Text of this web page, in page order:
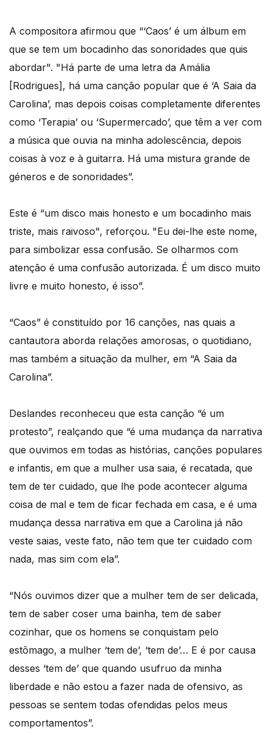
A compositora afirmou que “‘Caos’ é um álbum em
que se tem um bocadinho das sonoridades que quis
abordar". "Há parte de uma letra da Amália
[Rodrigues], há uma canção popular que é ‘A Saia da
Carolina’, mas depois coisas completamente diferentes
como ‘Terapia’ ou ‘Supermercado’, que têm a ver com
a música que ouvia na minha adolescência, depois
coisas à voz e à guitarra. Há uma mistura grande de
géneros e de sonoridades”.
Este é “um disco mais honesto e um bocadinho mais
triste, mais raivoso", reforçou. "Eu dei-lhe este nome,
para simbolizar essa confusão. Se olharmos com
atenção é uma confusão autorizada. É um disco muito
livre e muito honesto, é isso”.
“Caos” é constituído por 16 canções, nas quais a
cantautora aborda relações amorosas, o quotidiano,
mas também a situação da mulher, em “A Saia da
Carolina”.
Deslandes reconheceu que esta canção “é um
protesto”, realçando que “é uma mudança da narrativa
que ouvimos em todas as histórias, canções populares
e infantis, em que a mulher usa saia, é recatada, que
tem de ter cuidado, que lhe pode acontecer alguma
coisa de mal e tem de ficar fechada em casa, e é uma
mudança dessa narrativa em que a Carolina já não
veste saias, veste fato, não tem que ter cuidado com
nada, mas sim com ela”.
“Nós ouvimos dizer que a mulher tem de ser delicada,
tem de saber coser uma bainha, tem de saber
cozinhar, que os homens se conquistam pelo
estômago, a mulher ‘tem de’, ‘tem de’… E é por causa
desses ‘tem de’ que quando usufruo da minha
liberdade e não estou a fazer nada de ofensivo, as
pessoas se sentem todas ofendidas pelos meus
comportamentos”.